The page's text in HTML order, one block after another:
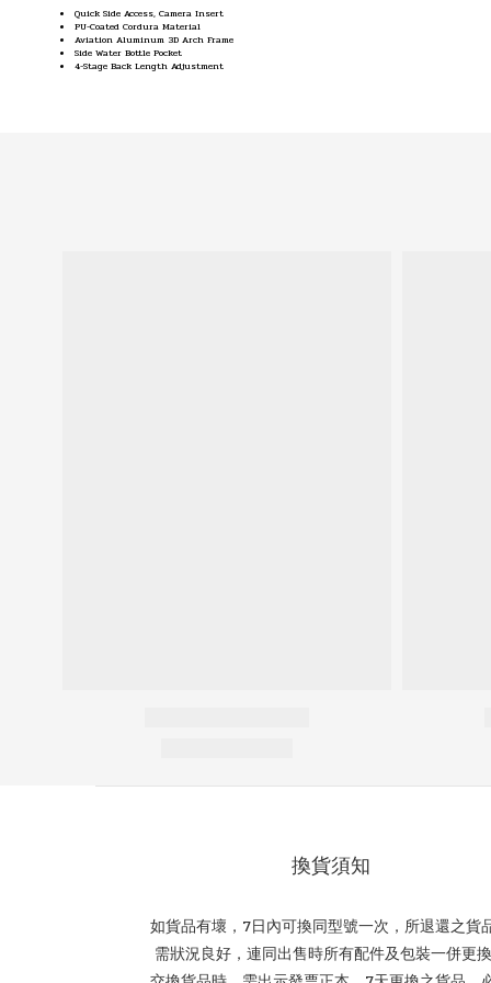
Quick Side Access, Camera Insert
PU-Coated Cordura Material
Aviation Aluminum 3D Arch Frame
Side Water Bottle Pocket
4-Stage Back Length Adjustment
換貨須知
如貨品有壞，7日內可換同型號一次，所退還之貨
需狀況良好，連同出售時所有配件及包裝一併更